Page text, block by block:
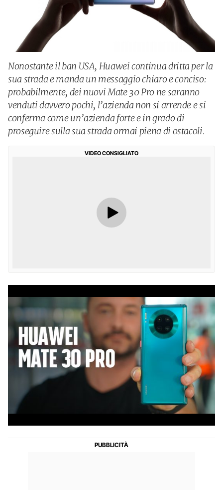
Nonostante il ban USA, Huawei continua dritta per la
sua strada e manda un messaggio chiaro e conciso:
probabilmente, dei nuovi Mate 30 Pro ne saranno
venduti davvero pochi, l’azienda non si arrende e si
conferma come un’azienda forte e in grado di
proseguire sulla sua strada ormai piena di ostacoli.
VIDEO CONSIGLIATO